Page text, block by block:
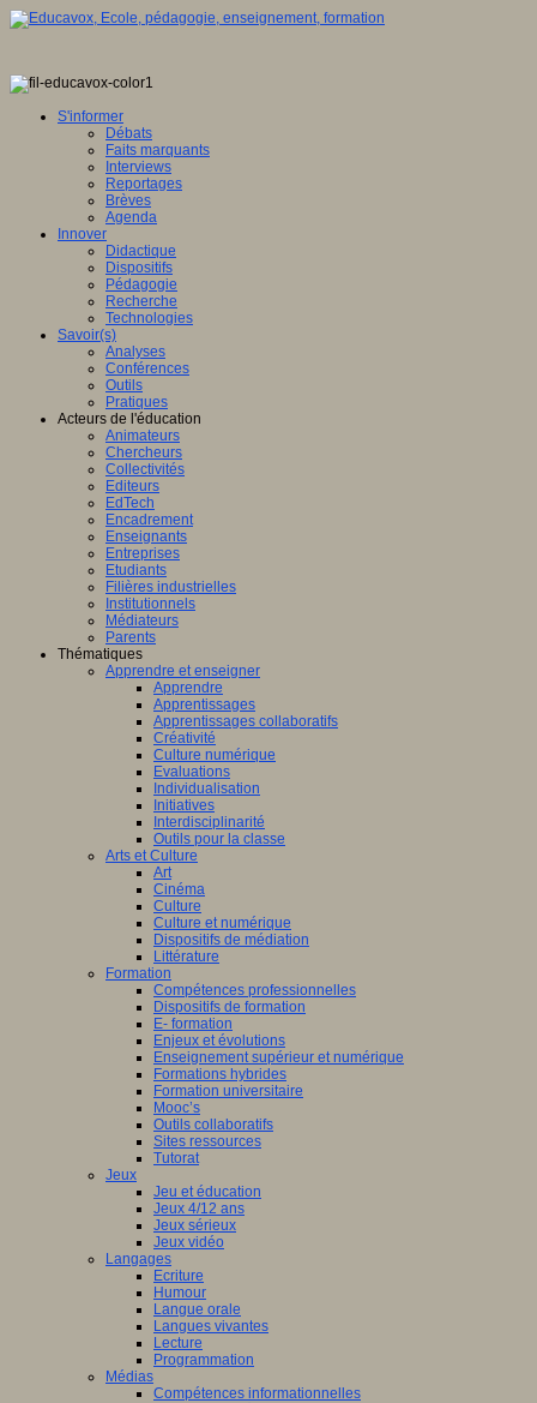
S'informer
Débats
Faits marquants
Interviews
Reportages
Brèves
Agenda
Innover
Didactique
Dispositifs
Pédagogie
Recherche
Technologies
Savoir(s)
Analyses
Conférences
Outils
Pratiques
Acteurs de l'éducation
Animateurs
Chercheurs
Collectivités
Editeurs
EdTech
Encadrement
Enseignants
Entreprises
Etudiants
Filières industrielles
Institutionnels
Médiateurs
Parents
Thématiques
Apprendre et enseigner
Apprendre
Apprentissages
Apprentissages collaboratifs
Créativité
Culture numérique
Evaluations
Individualisation
Initiatives
Interdisciplinarité
Outils pour la classe
Arts et Culture
Art
Cinéma
Culture
Culture et numérique
Dispositifs de médiation
Littérature
Formation
Compétences professionnelles
Dispositifs de formation
E- formation
Enjeux et évolutions
Enseignement supérieur et numérique
Formations hybrides
Formation universitaire
Mooc’s
Outils collaboratifs
Sites ressources
Tutorat
Jeux
Jeu et éducation
Jeux 4/12 ans
Jeux sérieux
Jeux vidéo
Langages
Ecriture
Humour
Langue orale
Langues vivantes
Lecture
Programmation
Médias
Compétences informationnelles